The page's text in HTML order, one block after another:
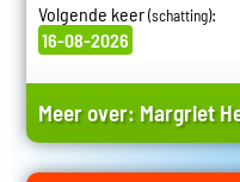
Volgende keer(schatting):
16-08-2026
Meer over: Margriet